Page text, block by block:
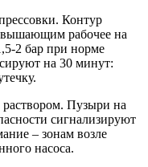
Контур
рабочее на
2 бар при норме
на 30 минут:
Пузыри на
сигнализируют
– зонам возле
насоса.